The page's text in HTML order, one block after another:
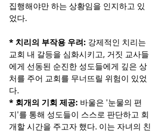
집행해야만 하는 상황임을 인지하고 있
었다.
* 치리의 부작용 우려: 강제적인 치리는
교회 내 갈등을 심화시키고, 거짓 교사들
에게 선동된 순진한 성도들에게 깊은 상
처를 주어 교회를 무너뜨릴 위험이 있었
다.
* 회개의 기회 제공: 바울은 '눈물의 편
지'를 통해 성도들이 스스로 판단하고 회
개할 시간을 주고자 했다. 이는 자녀의 친